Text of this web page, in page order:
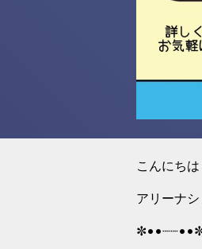
こんにち
アリーナ